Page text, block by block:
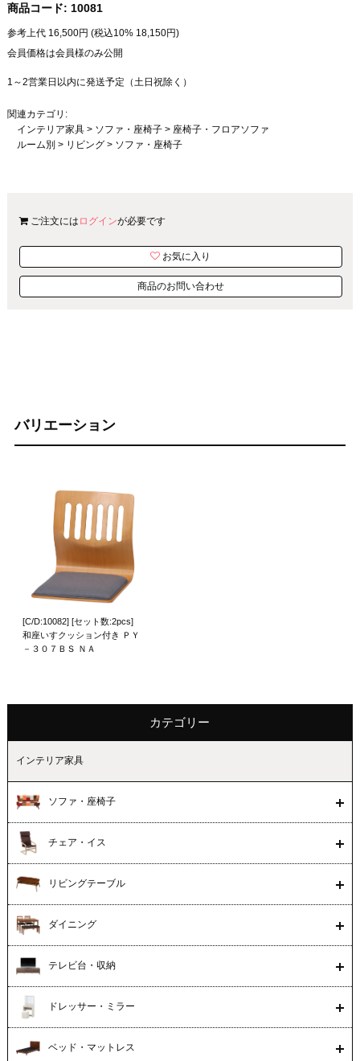
商品コード: 10081
参考上代 16,500円 (税込10% 18,150円)
会員価格は会員様のみ公開
1～2営業日以内に発送予定（土日祝除く）
関連カテゴリ:
インテリア家具> ソファ・座椅子> 座椅子・フロアソファ
ルーム別 > リビング> ソファ・座椅子
ご注文には ログインが必要です
お気に入り
商品のお問い合わせ
バリエーション
[C/D:10082] [セット数:2pcs]
和座いすクッション付き ＰＹ
－３０７ＢＳ ＮＡ
カテゴリー
インテリア家具
ソファ・座椅子
チェア・イス
リビングテーブル
ダイニング
テレビ台・収納
ドレッサー・ミラー
ベッド・マットレス